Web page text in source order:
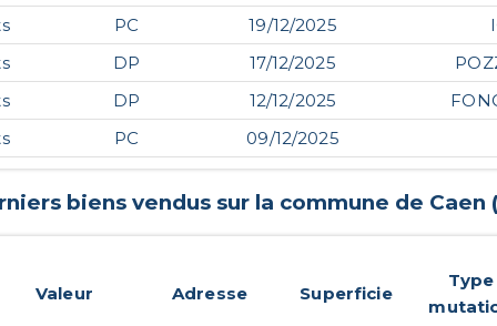
PC 19/12/2025
DP 17/12/2025
DP 12/12/2025
PC 09/12/2025
biens vendus sur la commune de Caen (
Valeur Adresse Superficie
Type